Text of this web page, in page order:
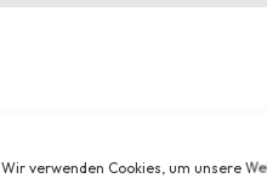
Wir verwenden Cookies, um unsere